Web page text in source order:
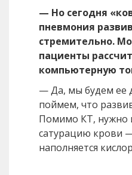
— Но сегодня
пневмония
стремительно.
пациенты
компьютерную
— Да, мы будем ее
поймем, что
Помимо КТ, нужно
сатурацию крови
наполняется